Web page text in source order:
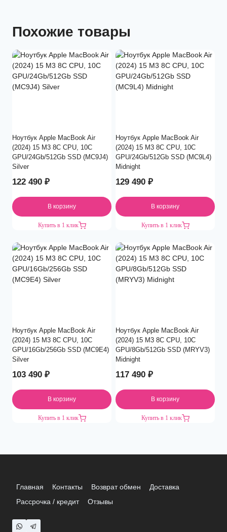
Похожие товары
Ноутбук Apple MacBook Air
(2024) 15 M3 8C CPU, 10C
GPU/24Gb/512Gb SSD (MC9J4)
Silver
122 490 ₽
В корзину
Купить в 1 клик
Ноутбук Apple MacBook Air
(2024) 15 M3 8C CPU, 10C
GPU/24Gb/512Gb SSD (MC9L4)
Midnight
129 490 ₽
В корзину
Купить в 1 клик
Ноутбук Apple MacBook Air
(2024) 15 M3 8C CPU, 10C
GPU/16Gb/256Gb SSD (MC9E4)
Silver
103 490 ₽
В корзину
Купить в 1 клик
Ноутбук Apple MacBook Air
(2024) 15 M3 8C CPU, 10C
GPU/8Gb/512Gb SSD (MRYV3)
Midnight
117 490 ₽
В корзину
Купить в 1 клик
Главная Контакты Возврат обмен
Доставка
Рассрочка / кредит
Отзывы